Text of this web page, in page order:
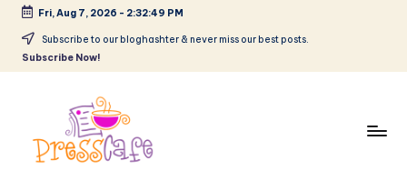
Skip
Fri, Aug 7, 2026 - 2:32:50 PM
Subscribe to our bloghashter & never miss our best posts.
Subscribe Now!